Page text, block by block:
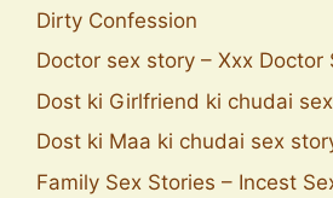
Dirty Confession
Doctor sex story – Xxx Doctor
Dost ki Girlfriend ki chudai
Dost ki Maa ki chudai sex
Family Sex Stories – Incest Sex